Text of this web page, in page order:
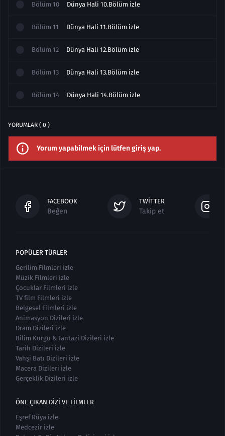
Bölüm 10 Dünya Hali 10.Bölüm izle
Bölüm 11 Dünya Hali 11.Bölüm izle
Bölüm 12 Dünya Hali 12.Bölüm izle
Bölüm 13 Dünya Hali 13.Bölüm izle
Bölüm 14 Dünya Hali 14.Bölüm izle
YORUMLAR ( 0 )
Yorum yapabilmek için lütfen giriş yap.
FACEBOOK
Beğen
TWITTER
Takip et
POPÜLER TÜRLER
Gerilim Filmleri izle
Müzik Filmleri izle
Çocuklar Filmleri izle
TV film Filmleri izle
Belgesel Filmleri izle
Animasyon Dizileri izle
Dram Dizileri izle
Bilim Kurgu & Fantazi Dizileri izle
Tarih Dizileri izle
Vahşi Batı Dizileri izle
Macera Dizileri izle
Gerçeklik Dizileri izle
ÖNE ÇIKAN DIZI VE FILMLER
Eşref Rüya izle
Medcezir izle